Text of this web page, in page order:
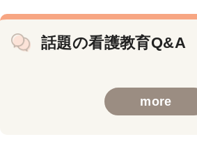
話題の看護教育Q&A
more